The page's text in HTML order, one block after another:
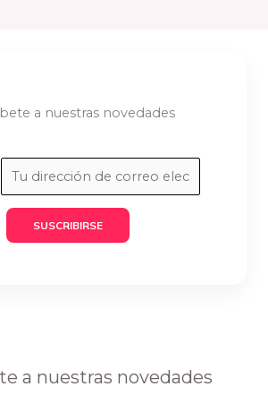
a nuestras novedades
a nuestras novedades